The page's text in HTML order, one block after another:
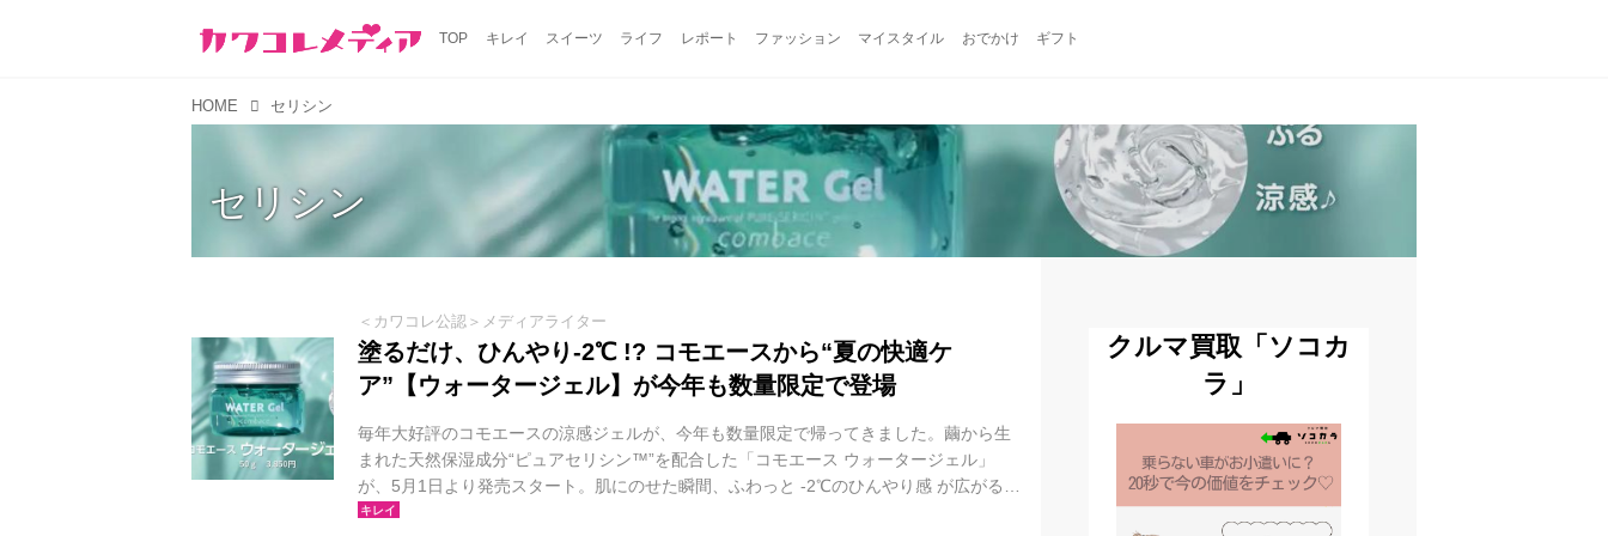
TOP キレイ スイーツ ライフ レポート ファッション マイスタイル おでかけ ギフト
HOME セリシン
セリシン
＜カワコレ公認＞メディアライター
塗るだけ、ひんやり-2℃ !? コモエースから“夏の快適ケ
ア”【ウォータージェル】が今年も数量限定で登場
毎年大好評のコモエースの涼感ジェルが、今年も数量限定で帰ってきました。繭から生
まれた天然保湿成分“ピュアセリシン™”を配合した「コモエース ウォータージェル」
が、5月1日より発売スタート。肌にのせた瞬間、ふわっと -2℃のひんやり感 が広がる、
夏の“塗るだけクールダウン”アイテムです。
クルマ買取「ソコカ
ラ」